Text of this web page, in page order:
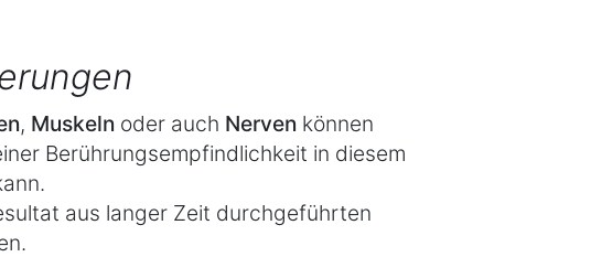
, Muskeln oder auch Nerven können
Berührungsempfindlichkeit in diesem
aus langer Zeit durchgeführten